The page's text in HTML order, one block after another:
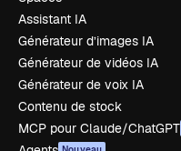
Assistant IA
Générateur d’images IA
Générateur de vidéos IA
Générateur de voix IA
Contenu de stock
MCP pour Claude/ChatGPT